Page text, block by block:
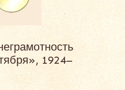
1924–